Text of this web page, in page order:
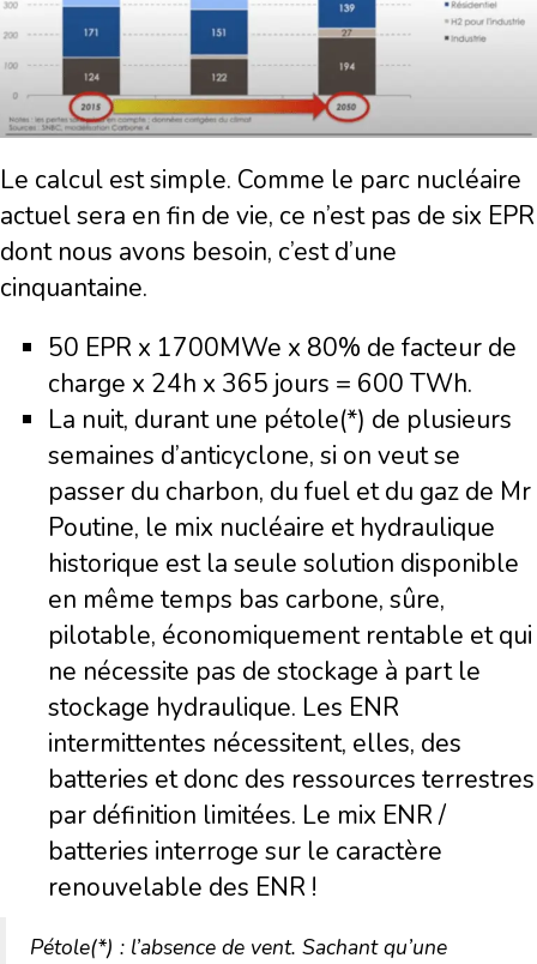
Le calcul est simple. Comme le parc nucléaire
actuel sera en fin de vie, ce n’est pas de six EPR
dont nous avons besoin, c’est d’une
cinquantaine.
50 EPR x 1700MWe x 80% de facteur de
charge x 24h x 365 jours = 600 TWh.
La nuit, durant une pétole(*) de plusieurs
semaines d’anticyclone, si on veut se
passer du charbon, du fuel et du gaz de Mr
Poutine, le mix nucléaire et hydraulique
historique est la seule solution disponible
en même temps bas carbone, sûre,
pilotable, économiquement rentable et qui
ne nécessite pas de stockage à part le
stockage hydraulique. Les ENR
intermittentes nécessitent, elles, des
batteries et donc des ressources terrestres
par définition limitées. Le mix ENR /
batteries interroge sur le caractère
renouvelable des ENR !
Pétole(*) : l’absence de vent. Sachant qu’une